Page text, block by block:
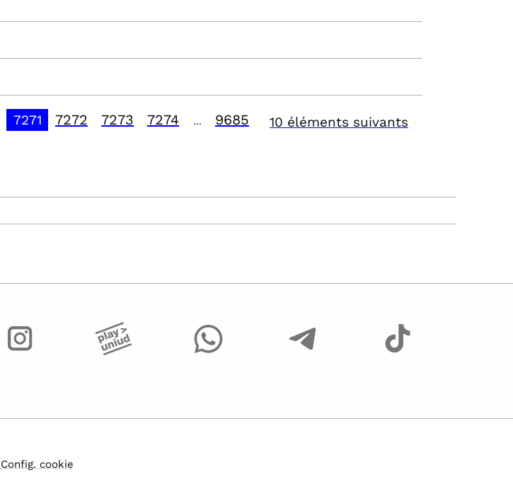
7271 7272 7273 7274 9685 10 éléments suivants
Config. cookie